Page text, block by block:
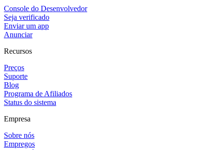
Console do Desenvolvedor
Seja verificado
Enviar um app
Anunciar
Recursos
Preços
Suporte
Blog
Programa de Afiliados
Status do sistema
Empresa
Sobre nós
Empregos